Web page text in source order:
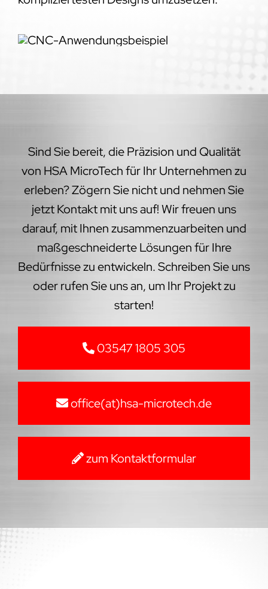
Sind Sie bereit, die Präzision und Qualität
von HSA MicroTech für Ihr Unternehmen zu
erleben? Zögern Sie nicht und nehmen Sie
jetzt Kontakt mit uns auf! Wir freuen uns
darauf, mit Ihnen zusammenzuarbeiten und
maßgeschneiderte Lösungen für Ihre
Bedürfnisse zu entwickeln. Schreiben Sie uns
oder rufen Sie uns an, um Ihr Projekt zu
starten!
03547 1805 305
office(at)hsa-microtech.de
zum Kontaktformular